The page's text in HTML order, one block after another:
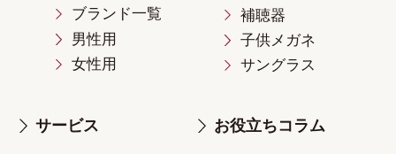
ブランド一覧
男性用
女性用
補聴器
子供メガネ
サングラス
サービス お役立ちコラム